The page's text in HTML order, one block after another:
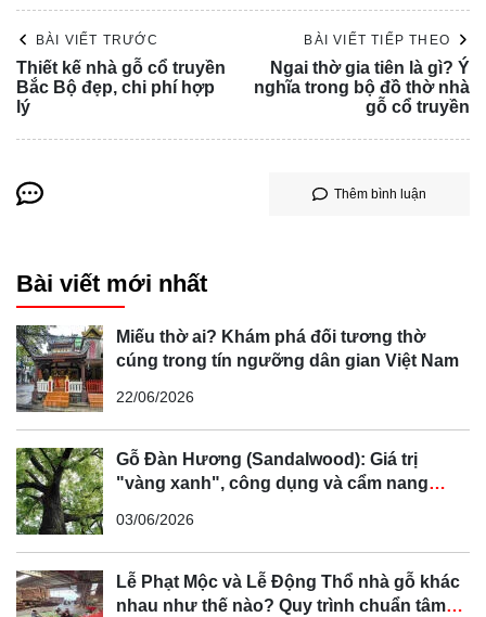
BÀI VIẾT TRƯỚC
Thiết kế nhà gỗ cổ truyền
Bắc Bộ đẹp, chi phí hợp
lý
BÀI VIẾT TIẾP THEO
Ngai thờ gia tiên là gì? Ý
nghĩa trong bộ đồ thờ nhà
gỗ cổ truyền
Thêm bình luận
Bài viết mới nhất
Miếu thờ ai? Khám phá đối tương thờ
cúng trong tín ngưỡng dân gian Việt Nam
22/06/2026
Gỗ Đàn Hương (Sandalwood): Giá trị
"vàng xanh", công dụng và cẩm nang
03/06/2026
Lễ Phạt Mộc và Lễ Động Thổ nhà gỗ khác
nhau như thế nào? Quy trình chuẩn tâm